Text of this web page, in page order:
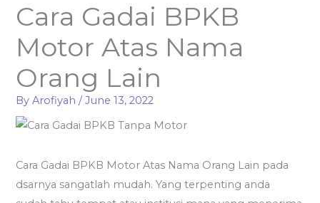
Cara Gadai BPKB
Motor Atas Nama
Orang Lain
ByArofiyah/June 13, 2022
Cara Gadai BPKB Motor Atas Nama Orang Lain pada
dsarnya sangatlah mudah. Yang terpenting anda